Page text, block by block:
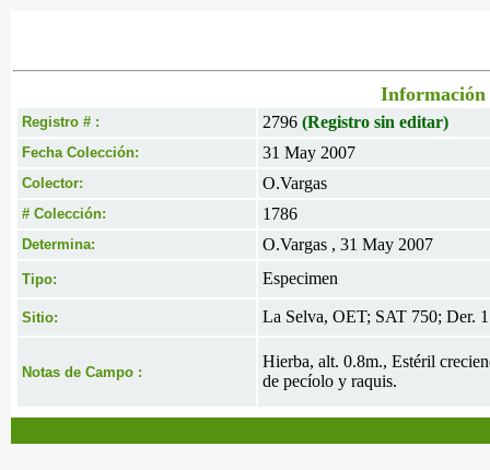
Información
Registro # : 2796 (Registro sin editar)
Fecha Colección: 31 May 2007
Colector: O.Vargas
# Colección: 1786
Determina: O.Vargas , 31 May 2007
Tipo: Especimen
Sitio: La Selva, OET; SAT 750; Der.
Notas de Campo :
Hierba, alt. 0.8m., Estéril
de pecíolo y raquis.